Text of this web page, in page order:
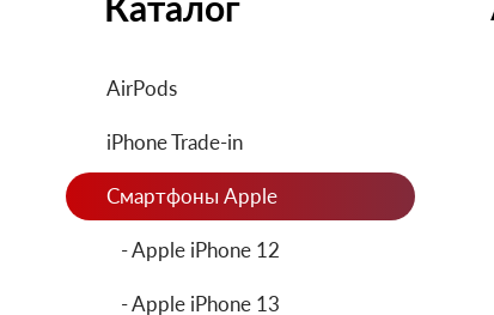
Каталог
AirPods
iPhone Trade-in
Смартфоны Apple
- Apple iPhone 12
- Apple iPhone 13